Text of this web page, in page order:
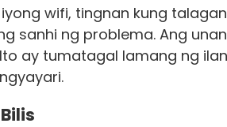
wifi, tingnan kung
sanhi ng problema. Ang
ay tumatagal lamang ng